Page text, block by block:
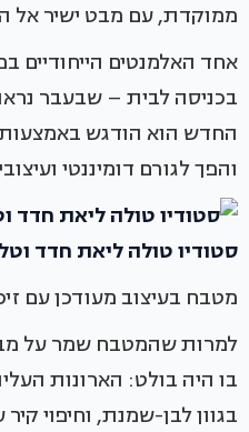
ממוקדת, עם מבט ישיר אל
אחד האלמנטים הייחודיים
בכניסה לבית – שבעבר
החדש הוא הודגש
והפך לגורם דומיננטי
סטודיו טולה ליאת חדד
מטבח בעיצוב מעודכן עם
למרות שהמטבח שמר על
בו היה בולט: הארונות
בגוון לבן-שמנת, וחיפוי קיר